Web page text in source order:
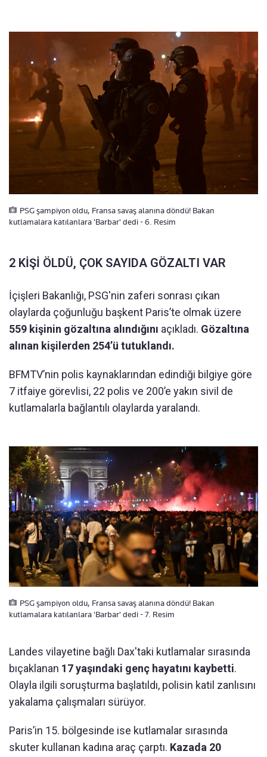
PSG şampiyon oldu, Fransa savaş alanına döndü! Bakan
kutlamalara katılanlara 'Barbar' dedi - 6. Resim
2 KİŞİ ÖLDÜ, ÇOK SAYIDA GÖZALTI VAR
İçişleri Bakanlığı, PSG'nin zaferi sonrası çıkan
olaylarda çoğunluğu başkent Paris’te olmak üzere
559 kişinin gözaltına alındığını açıkladı. Gözaltına
alınan kişilerden 254’ü tutuklandı.
BFMTV’nin polis kaynaklarından edindiği bilgiye göre
7 itfaiye görevlisi, 22 polis ve 200’e yakın sivil de
kutlamalarla bağlantılı olaylarda yaralandı.
PSG şampiyon oldu, Fransa savaş alanına döndü! Bakan
kutlamalara katılanlara 'Barbar' dedi - 7. Resim
Landes vilayetine bağlı Dax'taki kutlamalar sırasında
bıçaklanan 17 yaşındaki genç hayatını kaybetti.
Olayla ilgili soruşturma başlatıldı, polisin katil zanlısını
yakalama çalışmaları sürüyor.
Paris’in 15. bölgesinde ise kutlamalar sırasında
skuter kullanan kadına araç çarptı. Kazada 20